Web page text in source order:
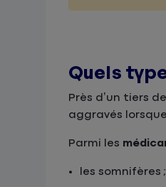
Quels
Près d’un tiers
aggravés
Parmi les
les somnifères ;